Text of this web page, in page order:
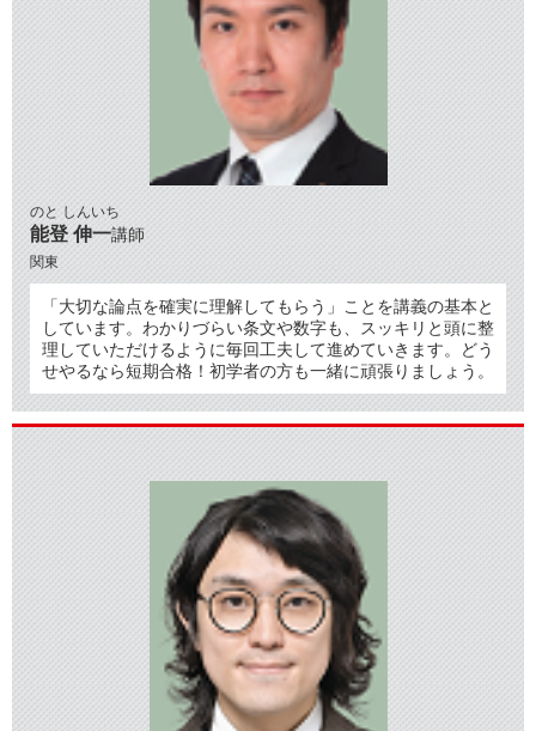
のと しんいち
能登 伸一講師
関東
「大切な論点を確実に理解してもらう」ことを講義の基本と
しています。わかりづらい条文や数字も、スッキリと頭に整
理していただけるように毎回工夫して進めていきます。どう
せやるなら短期合格！初学者の方も一緒に頑張りましょう。